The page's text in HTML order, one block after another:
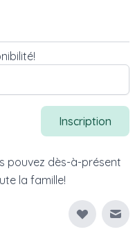
Inscription
pouvez dès-à-présent
la famille!